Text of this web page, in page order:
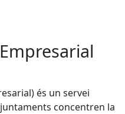
és un servei
concentren la